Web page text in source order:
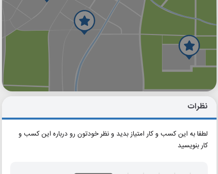
گوگل
نظرات
لطفا به این کسب و کار امتیاز بدید و نظر خودتون رو درباره این کسب و
کار بنویسید